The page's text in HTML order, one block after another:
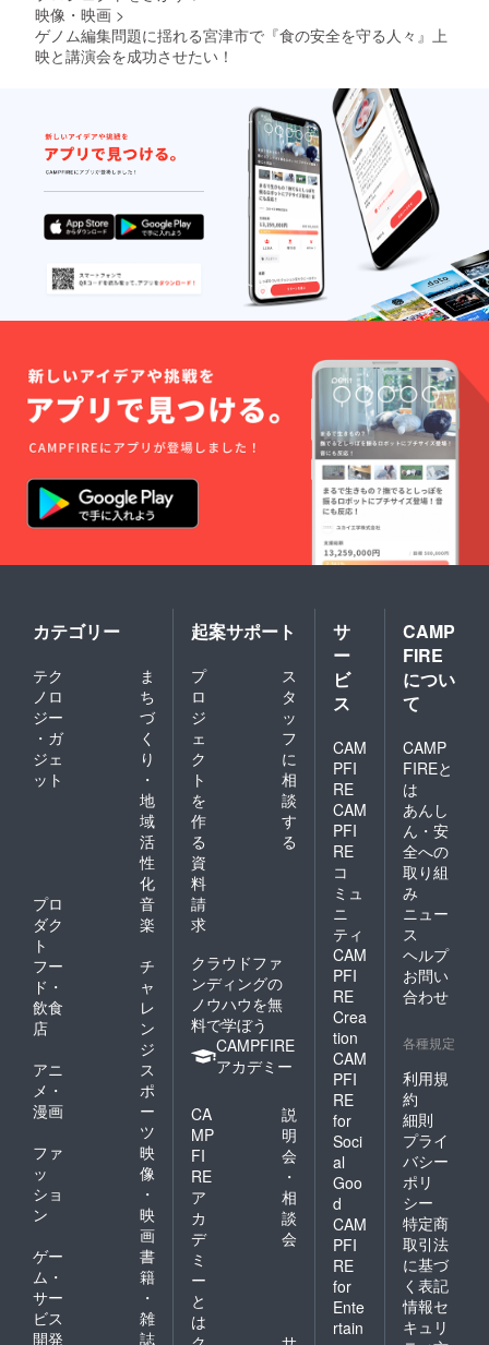
映像・映画 >
ゲノム編集問題に揺れる宮津市で『食の安全を守る人々』上
映と講演会を成功させたい！
カテゴリー
テク
ノロ
ジー
・ガ
ジェ
ット
ま
ち
づ
く
り
・
地
域
活
性
化
プロ
ダク
ト
音
楽
フー
ド・
飲食
店
チ
ャ
レ
ン
ジ
アニ
メ・
漫画
ス
ポ
ー
ツ
ファ
ッ
ショ
ン
映
像
・
映
画
ゲー
ム・
サー
ビス
開発
書
籍
・
雑
誌
起案サポート
プ
ロ
ジ
ェ
ク
ト
を
作
る
ス
タ
ッ
フ
に
相
談
す
る
資
料
請
求
クラウドファ
ンディングの
ノウハウを無
料で学ぼう
CAMPFIRE
アカデミー
CA
MP
FI
RE
ア
カ
デ
ミ
ー
と
は
説
明
会
・
相
談
会
サ
ー
ビ
ス
CAM
PFI
RE
CAM
PFI
RE
コ
ミュ
ニ
ティ
CAM
PFI
RE
Crea
tion
CAM
PFI
RE
for
Soci
al
Goo
d
CAM
PFI
RE
for
Ente
rtain
CAMP
FIRE
につい
て
CAMP
FIREと
は
あんし
ん・安
全への
取り組
み
ニュー
ス
ヘルプ
お問い
合わせ
各種規定
利用規
約
細則
プライ
バシー
ポリ
シー
特定商
取引法
に基づ
く表記
情報セ
キュリ